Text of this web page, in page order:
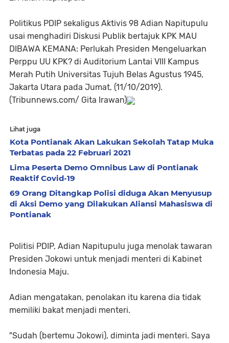
Politikus PDIP sekaligus Aktivis 98 Adian Napitupulu
usai menghadiri Diskusi Publik bertajuk KPK MAU
DIBAWA KEMANA: Perlukah Presiden Mengeluarkan
Perppu UU KPK? di Auditorium Lantai VIII Kampus
Merah Putih Universitas Tujuh Belas Agustus 1945,
Jakarta Utara pada Jumat, (11/10/2019).
(Tribunnews.com/ Gita Irawan)
Lihat juga
Kota Pontianak Akan Lakukan Sekolah Tatap Muka
Terbatas pada 22 Februari 2021
Lima Peserta Demo Omnibus Law di Pontianak
Reaktif Covid-19
69 Orang Ditangkap Polisi diduga Akan Menyusup
di Aksi Demo yang Dilakukan Aliansi Mahasiswa di
Pontianak
Politisi PDIP, Adian Napitupulu juga menolak tawaran
Presiden Jokowi untuk menjadi menteri di Kabinet
Indonesia Maju.
Adian mengatakan, penolakan itu karena dia tidak
memiliki bakat menjadi menteri.
"Sudah (bertemu Jokowi), diminta jadi menteri. Saya